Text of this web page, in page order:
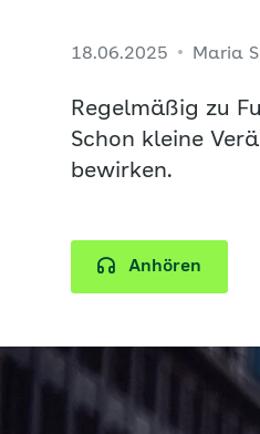
18.06.2025 Maria
Regelmäßig zu
Schon kleine
bewirken.
Anhören